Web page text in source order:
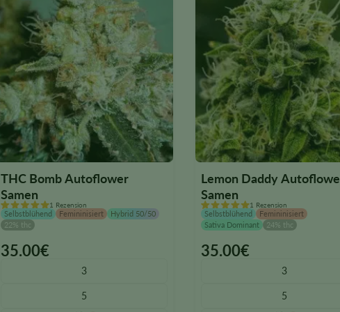
THC Bomb Autoflower
Samen
1 Rezension
Selbstblühend Femininisiert
Hybrid 50/50
22% thc
35.00€
3
5
This
Lemon Daddy
Samen
1 Rezension
Selbstblühend
Femininisiert
Sativa Dominant
24% thc
35.00€
3
5
This